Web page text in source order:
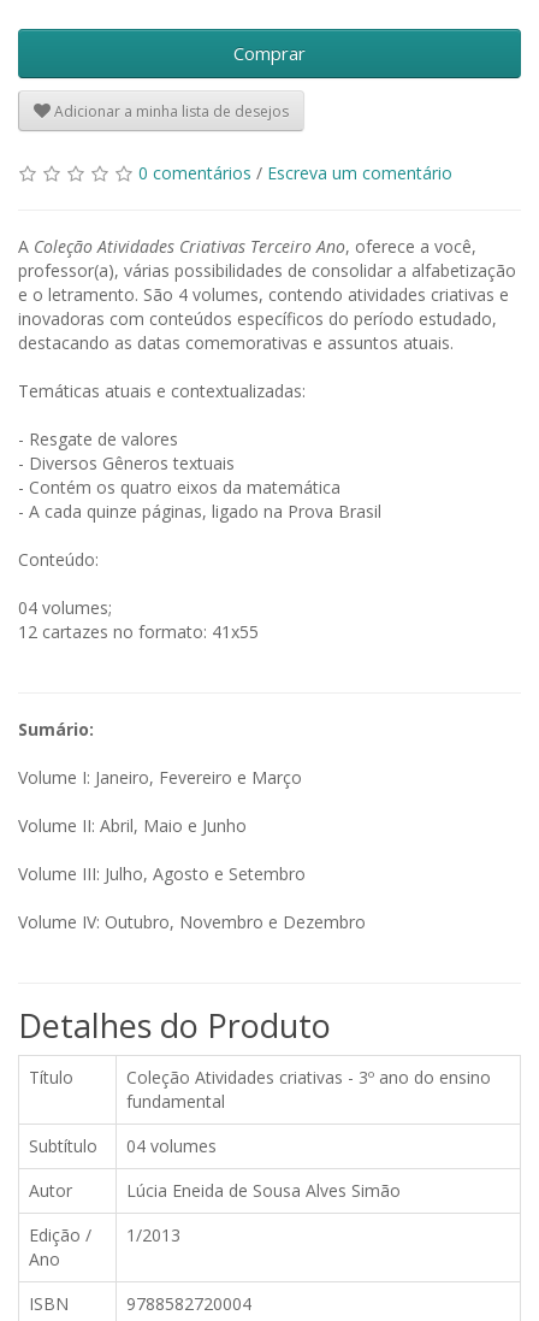
Comprar
Adicionar a minha lista de desejos
0 comentários / Escreva um comentário
A Coleção Atividades Criativas Terceiro Ano, oferece a você,
professor(a), várias possibilidades de consolidar a alfabetização
e o letramento. São 4 volumes, contendo atividades criativas e
inovadoras com conteúdos específicos do período estudado,
destacando as datas comemorativas e assuntos atuais.
Temáticas atuais e contextualizadas:
- Resgate de valores
- Diversos Gêneros textuais
- Contém os quatro eixos da matemática
- A cada quinze páginas, ligado na Prova Brasil
Conteúdo:
04 volumes;
12 cartazes no formato: 41x55
Sumário:
Volume I: Janeiro, Fevereiro e Março
Volume II: Abril, Maio e Junho
Volume III: Julho, Agosto e Setembro
Volume IV: Outubro, Novembro e Dezembro
Detalhes do Produto
Título
Coleção Atividades criativas - 3º ano do ensino
fundamental
Subtítulo
04 volumes
Autor
Lúcia Eneida de Sousa Alves Simão
Edição /
Ano
1/2013
ISBN 9788582720004